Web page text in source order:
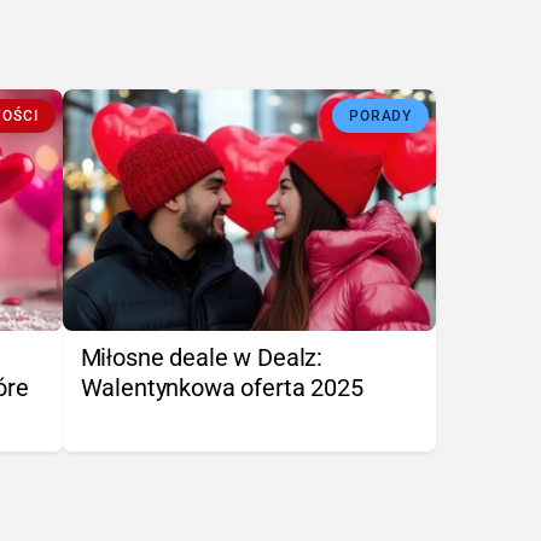
PORADY
Miłosne deale w Dealz:
Walentynkowa oferta 2025